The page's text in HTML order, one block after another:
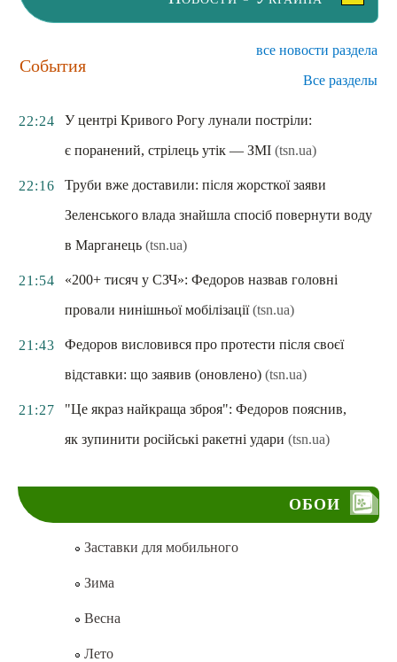
События
все новости раздела
Все разделы
22:24
У центрі Кривого Рогу лунали постріли:
є поранений, стрілець утік — ЗМІ (tsn.ua)
22:16
Труби вже доставили: після жорсткої заяви
Зеленського влада знайшла спосіб повернути воду
в Марганець (tsn.ua)
21:54
«200+ тисяч у СЗЧ»: Федоров назвав головні
провали нинішньої мобілізації (tsn.ua)
21:43
Федоров висловився про протести після своєї
відставки: що заявив (оновлено) (tsn.ua)
21:27
"Це якраз найкраща зброя": Федоров пояснив,
як зупинити російські ракетні удари (tsn.ua)
ОБОИ
Заставки для мобильного
Зима
Весна
Лето